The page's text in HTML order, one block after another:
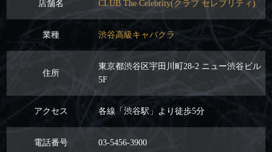
店舗名 CLUB The Celebrity(クラブ セレブリティ)
業種 渋谷高級キャバクラ
住所
東京都渋谷区宇田川町28-2 ニュー渋谷ビル
5F
アクセス 各線「渋谷駅」より徒歩5分
電話番号 03-5456-3900